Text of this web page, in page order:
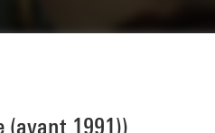
(avant 1991))